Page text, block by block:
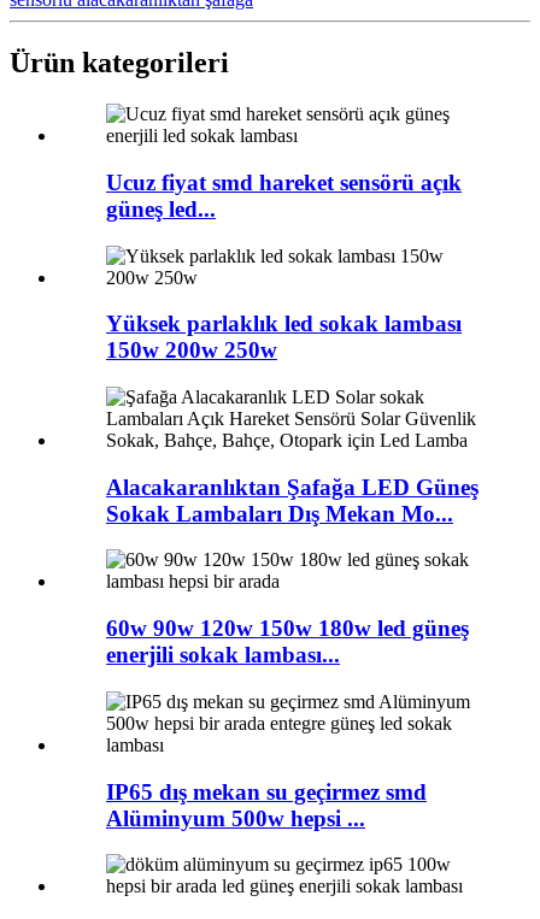
Ürün kategorileri
Ucuz fiyat smd hareket sensörü açık
güneş led...
Yüksek parlaklık led sokak lambası
150w 200w 250w
Alacakaranlıktan Şafağa LED Güneş
Sokak Lambaları Dış Mekan Mo...
60w 90w 120w 150w 180w led güneş
enerjili sokak lambası...
IP65 dış mekan su geçirmez smd
Alüminyum 500w hepsi ...